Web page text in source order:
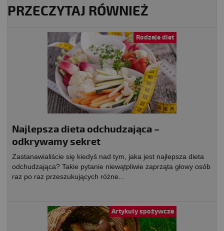
PRZECZYTAJ RÓWNIEŻ
Rodzaje diet
Najlepsza dieta odchudzająca –
odkrywamy sekret
Zastanawialiście się kiedyś nad tym, jaka jest najlepsza dieta
odchudzająca? Takie pytanie niewątpliwie zaprząta głowy osób
raz po raz przeszukujących różne...
Artykuły spożywcze